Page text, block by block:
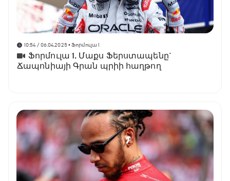
10:54 / 06.04.2025• Ֆորմուլա 1
Ֆորմուլա 1. Մաքս Ֆերստապենը`
Ճապոնիայի Գրան պրիի հաղթող